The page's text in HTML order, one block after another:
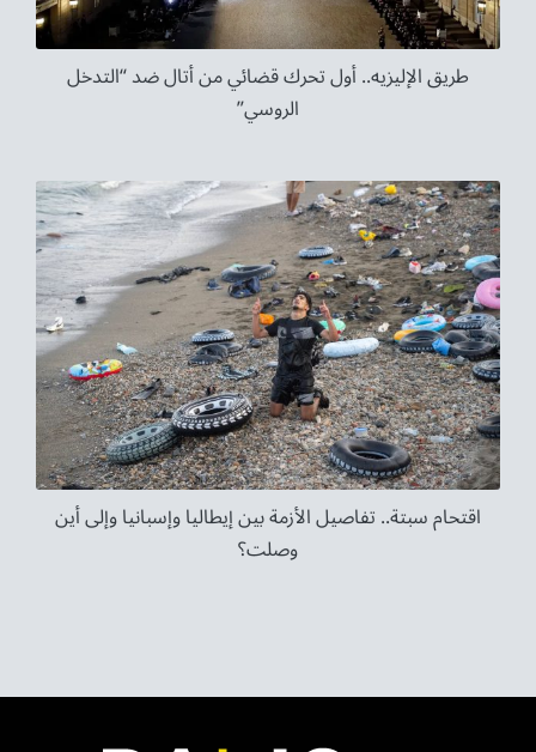
طريق الإليزيه.. أول تحرك قضائي من أتال ضد “التدخل
الروسي”
اقتحام سبتة.. تفاصيل الأزمة بين إيطاليا وإسبانيا وإلى أين
وصلت؟